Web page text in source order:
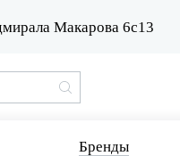
Макарова 6с13
Бренды